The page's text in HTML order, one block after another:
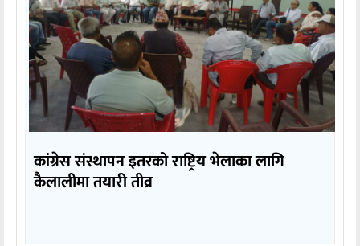
कांग्रेस संस्थापन इतरको राष्ट्रिय भेलाका लागि
कैलालीमा तयारी तीव्र